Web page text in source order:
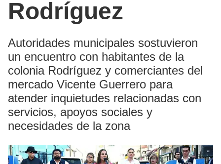
Rodríguez
Autoridades municipales sostuvieron
un encuentro con habitantes de la
colonia Rodríguez y comerciantes del
mercado Vicente Guerrero para
atender inquietudes relacionadas con
servicios, apoyos sociales y
necesidades de la zona